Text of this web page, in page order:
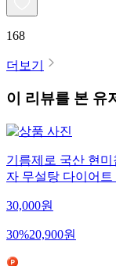
168
더보기
이 리뷰를 본 유
기름제로 국산 현
자 무설탕 다이어
30,000원
30%20,900원